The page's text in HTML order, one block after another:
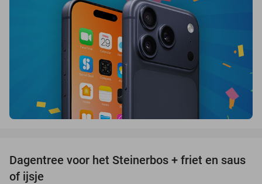
37%
Dagentree voor het Steinerbos + friet en saus
of ijsje